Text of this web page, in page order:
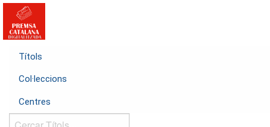
Títols
Col·leccions
Centres
Cercar